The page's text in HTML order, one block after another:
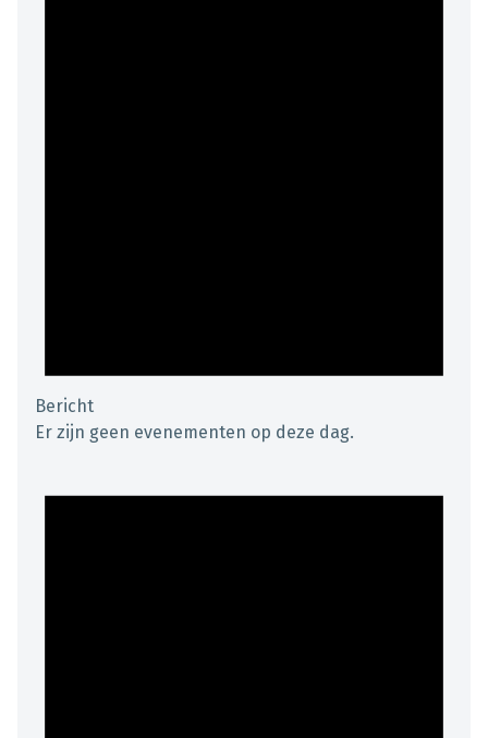
Bericht
Er zijn geen evenementen op deze dag.